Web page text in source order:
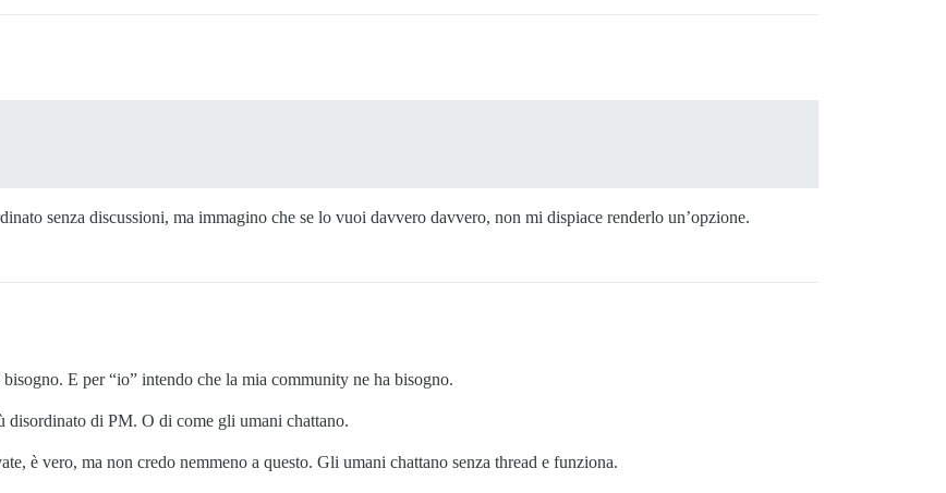
senza discussioni, ma immagino che se lo vuoi davvero davvero, non mi dispiace renderlo un’opzione.
E per “io” intendo che la mia community ne ha bisogno.
disordinato di PM. O di come gli umani chattano.
è vero, ma non credo nemmeno a questo. Gli umani chattano senza thread e funziona.